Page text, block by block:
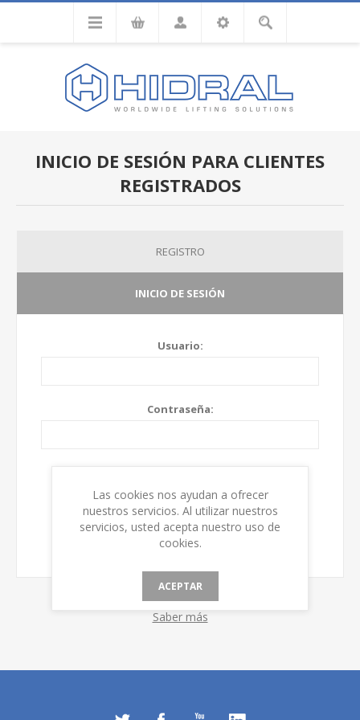
INICIO DE SESIÓN PARA CLIENTES
REGISTRADOS
REGISTRO
INICIO DE SESIÓN
Usuario:
Contraseña:
Las cookies nos ayudan a ofrecer
nuestros servicios. Al utilizar nuestros
servicios, usted acepta nuestro uso de
cookies.
ACEPTAR
Saber más